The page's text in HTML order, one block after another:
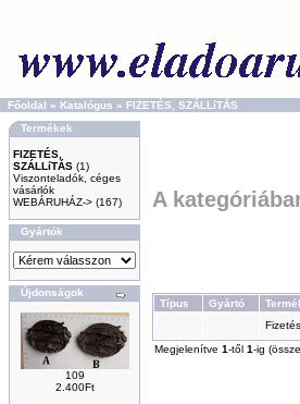
Főoldal » Katalógus » FIZETÉS, SZÁLLíTÁS
Termékek
FIZETÉS,
SZÁLLíTÁS (1)
Viszonteladók, céges
vásárlók
WEBÁRUHÁZ-> (167)
Gyártók
Újdonságok
109
2.400Ft
A
Típus Gyártó
Megjelenítve 1-től 1-ig